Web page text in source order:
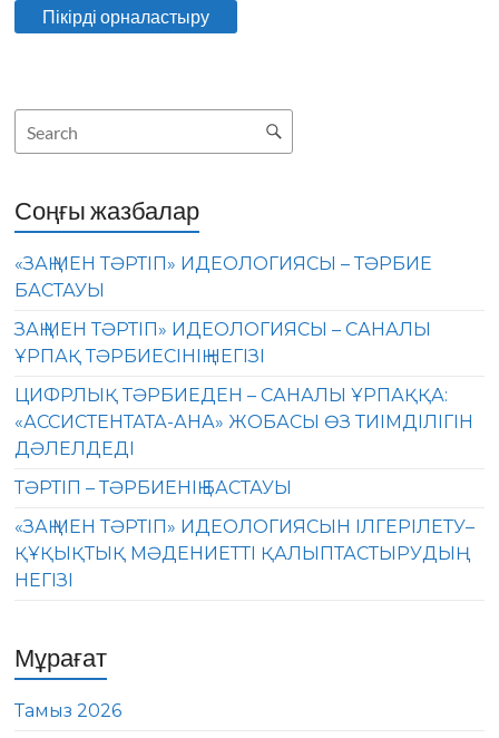
Соңғы жазбалар
«ЗАҢ МЕН ТӘРТІП» ИДЕОЛОГИЯСЫ – ТӘРБИЕ
БАСТАУЫ
ЗАҢ МЕН ТӘРТІП» ИДЕОЛОГИЯСЫ – САНАЛЫ
ҰРПАҚ ТӘРБИЕСІНІҢ НЕГІЗІ
ЦИФРЛЫҚ ТӘРБИЕДЕН – САНАЛЫ ҰРПАҚҚА:
«АССИСТЕНТАТА-АНА» ЖОБАСЫ ӨЗ ТИІМДІЛІГІН
ДӘЛЕЛДЕДІ
ТӘРТІП – ТӘРБИЕНІҢ БАСТАУЫ
«ЗАҢ МЕН ТӘРТІП» ИДЕОЛОГИЯСЫН ІЛГЕРІЛЕТУ–
ҚҰҚЫҚТЫҚ МӘДЕНИЕТТІ ҚАЛЫПТАСТЫРУДЫҢ
НЕГІЗІ
Мұрағат
Тамыз 2026